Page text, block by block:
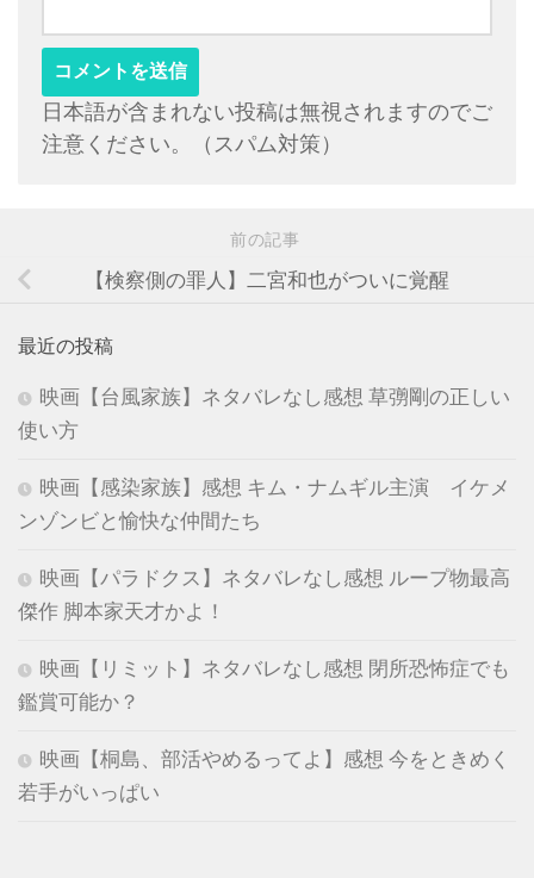
日本語が含まれない投稿は無視されますのでご
注意ください。（スパム対策）
前の記事
【検察側の罪人】二宮和也がついに覚醒
最近の投稿
映画【台風家族】ネタバレなし感想 草彅剛の正しい
使い方
映画【感染家族】感想 キム・ナムギル主演 イケメ
ンゾンビと愉快な仲間たち
映画【パラドクス】ネタバレなし感想 ループ物最高
傑作 脚本家天才かよ！
映画【リミット】ネタバレなし感想 閉所恐怖症でも
鑑賞可能か？
映画【桐島、部活やめるってよ】感想 今をときめく
若手がいっぱい